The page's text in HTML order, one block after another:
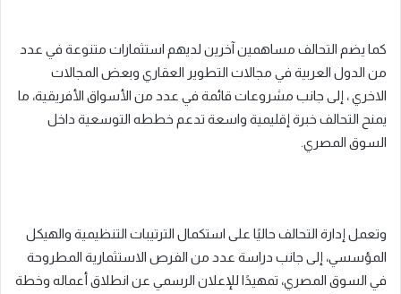
كما يضم التحالف مساهمين آخرين لديهم استثمارات متنوعة في عدد
من الدول العربية في مجالات التطوير العقاري وبعض المجالات
الاخري ، إلى جانب مشروعات قائمة في عدد من الأسواق الأفريقية، ما
يمنح التحالف خبرة إقليمية واسعة تدعم خططه التوسعية داخل
السوق المصري.
وتعمل إدارة التحالف حاليًا على استكمال الترتيبات التنظيمية والهيكل
المؤسسي، إلى جانب دراسة عدد من الفرص الاستثمارية المطروحة
في السوق المصري، تمهيدًا للإعلان الرسمي عن انطلاق أعماله وخطة